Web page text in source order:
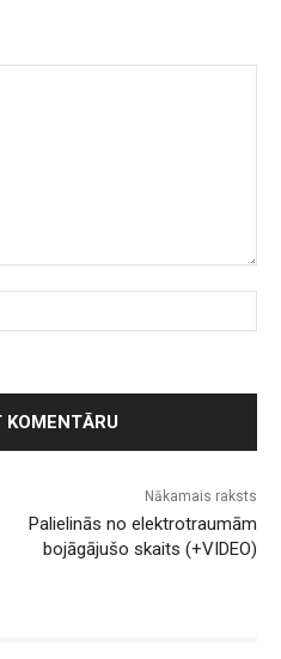
Nākamais raksts
Palielinās no elektrotraumām
bojāgājušo skaits (+VIDEO)